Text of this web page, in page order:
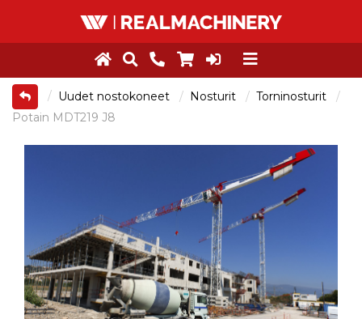
Uudet nostokoneet Nosturit
Torninosturit
Potain MDT219 J8